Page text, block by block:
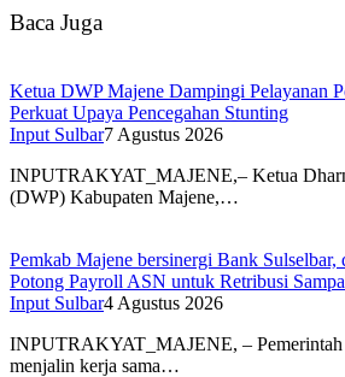
Baca Juga
Ketua DWP Majene Dampingi Pelayanan
Perkuat Upaya Pencegahan Stunting
Input Sulbar7 Agustus 2026
INPUTRAKYAT_MAJENE,– Ketua
(DWP) Kabupaten Majene,…
Pemkab Majene bersinergi Bank Sulselbar,
Potong Payroll ASN untuk Retribusi
Input Sulbar4 Agustus 2026
INPUTRAKYAT_MAJENE, – Pemerintah
menjalin kerja sama…